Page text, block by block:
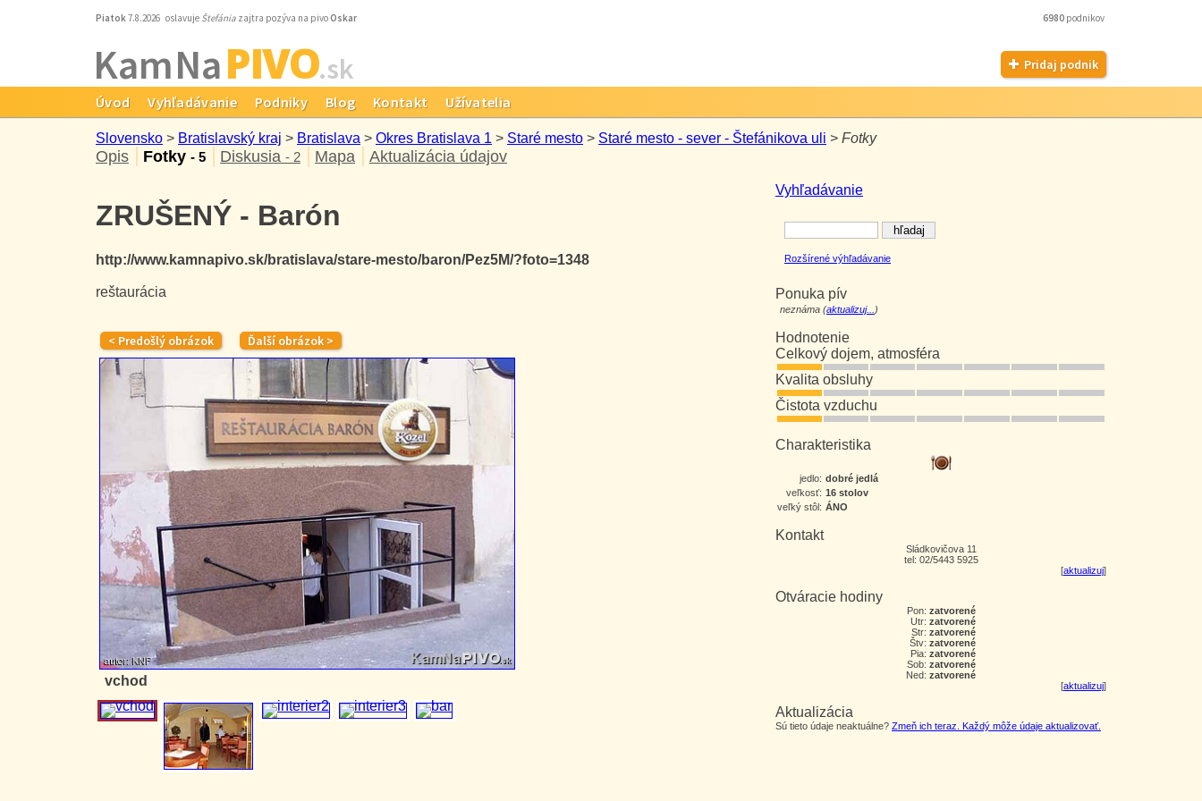
Piatok7.8.2026 oslavuje Štefánia zajtra pozýva na pivoOskar 6980 podnikov
Kam NaPIVO.sk Pridaj podnik
Úvod Vyhľadávanie Podniky Blog Kontakt Užívatelia
Slovensko > Bratislavský kraj > Bratislava > Okres Bratislava 1 > Staré mesto > Staré mesto - sever - Štefánikova uli > Fotky
Opis Fotky - 5 Diskusia - 2 Mapa Aktualizácia údajov
Vyhľadávanie
Rozšírené výhľadávanie
Ponuka pív
neznáma (aktualizuj... )
Hodnotenie
Celkový dojem, atmosféra
Kvalita obsluhy
Čistota vzduchu
Charakteristika
jedlo: dobré jedlá
veľkosť: 16 stolov
veľký stôl: ÁNO
Kontakt
Sládkovičova 11
tel: 02/5443 5925
[aktualizuj]
Otváracie hodiny
Pon: zatvorené
Utr: zatvorené
Str: zatvorené
Štv: zatvorené
Pia: zatvorené
Sob: zatvorené
Ned: zatvorené
[aktualizuj]
Aktualizácia
Sú tieto údaje neaktuálne? Zmeň ich teraz. Každý môže údaje aktualizovať.
ZRUŠENÝ - Barón
http://www.kamnapivo.sk/bratislava/stare-mesto/baron/Pez5M/?foto=1348
reštaurácia
vchod